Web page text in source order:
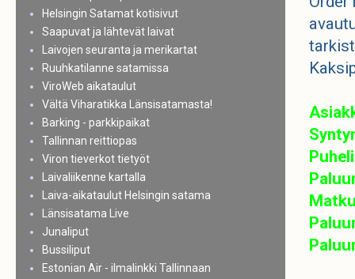
Helsingin Satamat kotisivut
Saapuvat ja lähtevät laivat
Laivojen seuranta ja merikartat
Ruuhkatilanne satamissa
ViroWeb aikataulut
Vältä Viharatikka Länsisatamasta!
Barking - parkkipaikat
Tallinnan reittiopas
Viron tieverkot tietyöt
Laivaliikenne kartalla
Laiva-aikataulut Helsingin satama
Länsisatama Live
Junaliput
Bussiliput
Estonian Air - ilmalinkki Tallinnaan